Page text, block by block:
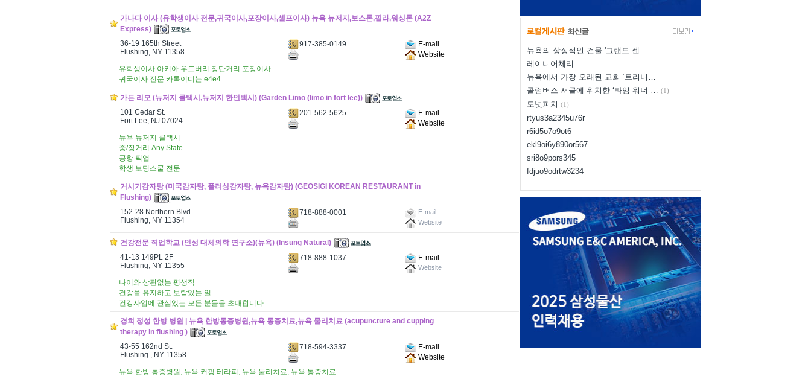
가나다 이사 (유학생이사 전문,귀국이사,포장이사,셀프이사) 뉴욕 뉴저지,보스톤,필라,워싱톤 (A2Z
Express)
36-19 165th Street
Flushing, NY 11358
917-385-0149
E-mail
Website
유학생이사 아키아 우드버리 장단거리 포장이사
귀국이사 전문 카톡이디는 e4e4
가든 리모 (뉴저지 콜택시,뉴저지 한인택시) (Garden Limo (limo in fort lee))
101 Cedar St.
Fort Lee, NJ 07024
201-562-5625
E-mail
Website
뉴욕 뉴저지 콜택시
중/장거리 Any State
공항 픽업
학생 보딩스쿨 전문
거시기감자탕 (미국감자탕, 플러싱감자탕, 뉴욕감자탕) (GEOSIGI KOREAN RESTAURANT in
Flushing)
152-28 Northern Blvd.
Flushing, NY 11354
718-888-0001
E-mail
Website
건강전문 직업학교 (인성 대체의학 연구소)(뉴욕) (Insung Natural)
41-13 149PL 2F
Flushing, NY 11355
718-888-1037 E-mail
Website
나이와 상관없는 평생직
건강을 유지하고 보람있는 일
건강사업에 관심있는 모든 분들을 초대합니다.
경희 정성 한방 병원 | 뉴욕 한방통증병원,뉴욕 통증치료,뉴욕 물리치료 (acupuncture and cupping
therapy in flushing )
43-55 162nd St.
Flushing , NY 11358
718-594-3337
E-mail
Website
뉴욕 한방 통증병원, 뉴욕 커핑 테라피, 뉴욕 물리치료, 뉴욕 통증치료
뉴욕의 상징적인 건물 '그랜드 센…
레이니어체리
뉴욕에서 가장 오래된 교회 ‘트리니…
콜럼버스 서클에 위치한 ‘타임 워너 … (1)
도넛피치 (1)
rtyus3a2345u76r
r6id5o7o9ot6
ekl9oi6y890or567
sri8o9pors345
fdjuo9odrtw3234